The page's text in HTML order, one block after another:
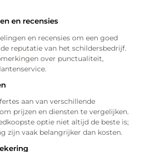
en recensies
en recensies om een goed
reputatie van het schildersbedrijf.
over punctualiteit,
aan van verschillende
prijzen en diensten te vergelijken.
optie niet altijd de beste is;
zijn vaak belangrijker dan kosten.